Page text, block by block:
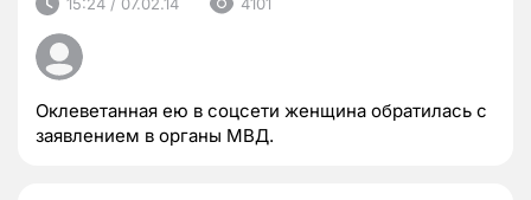
Оклеветанная ею в соцсети женщина обратилась с
заявлением в органы МВД.